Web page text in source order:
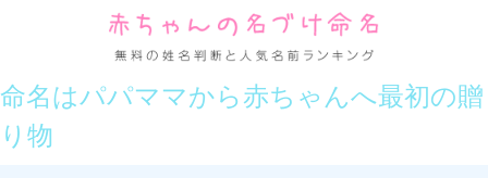
命名はパパママから赤ちゃんへ最初の贈
り物